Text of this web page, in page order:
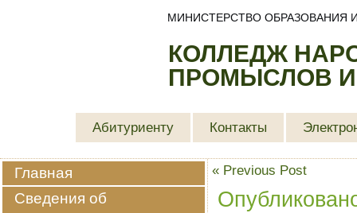
КОЛЛЕДЖ
ПРОМЫСЛОВ
МИНИСТЕРСТВО ОБРАЗОВАНИЯ
Абитуриенту Контакты
Главная
Сведения об
« Previous Post